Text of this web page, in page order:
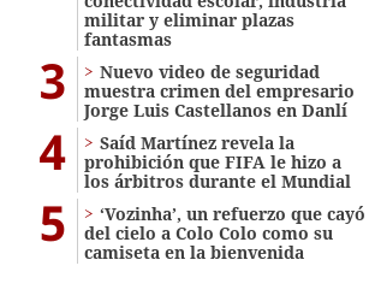
militar y eliminar plazas
fantasmas
3
Nuevo video de seguridad
muestra crimen del empresario
Jorge Luis Castellanos en Danlí
4
Saíd Martínez revela la
prohibición que FIFA le hizo a
los árbitros durante el Mundial
5
‘Vozinha’, un refuerzo que cayó
del cielo a Colo Colo como su
camiseta en la bienvenida